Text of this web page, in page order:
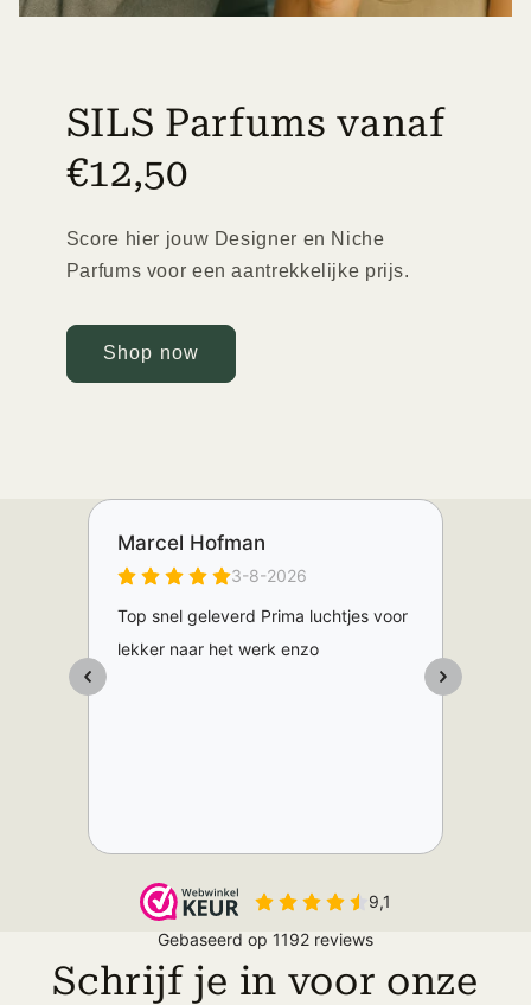
SILS Parfums vanaf
€12,50
Score hier jouw Designer en Niche
Parfums voor een aantrekkelijke prijs.
Shop now
Schrijf je in voor onze